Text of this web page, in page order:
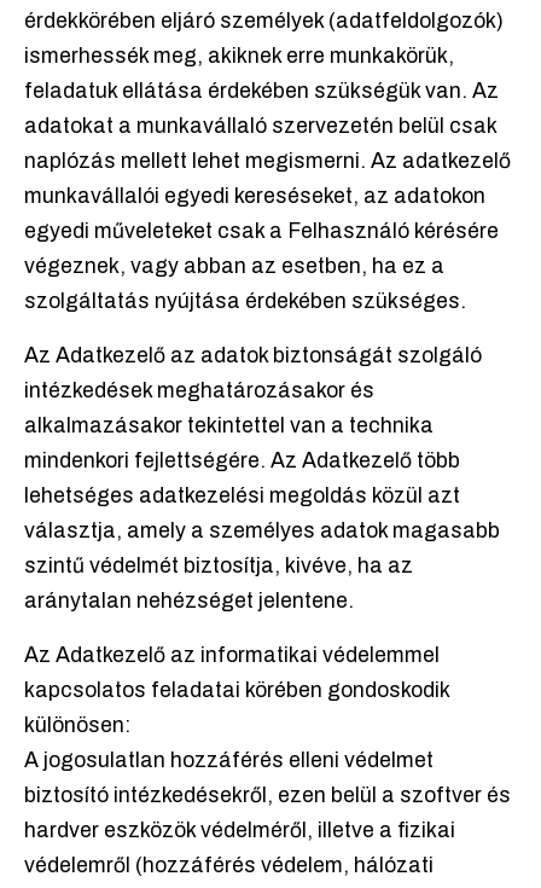
érdekkörében eljáró személyek (adatfeldolgozók)
ismerhessék meg, akiknek erre munkakörük,
feladatuk ellátása érdekében szükségük van. Az
adatokat a munkavállaló szervezetén belül csak
naplózás mellett lehet megismerni. Az adatkezelő
munkavállalói egyedi kereséseket, az adatokon
egyedi műveleteket csak a Felhasználó kérésére
végeznek, vagy abban az esetben, ha ez a
szolgáltatás nyújtása érdekében szükséges.
Az Adatkezelő az adatok biztonságát szolgáló
intézkedések meghatározásakor és
alkalmazásakor tekintettel van a technika
mindenkori fejlettségére. Az Adatkezelő több
lehetséges adatkezelési megoldás közül azt
választja, amely a személyes adatok magasabb
szintű védelmét biztosítja, kivéve, ha az
aránytalan nehézséget jelentene.
Az Adatkezelő az informatikai védelemmel
kapcsolatos feladatai körében gondoskodik
különösen:
A jogosulatlan hozzáférés elleni védelmet
biztosító intézkedésekről, ezen belül a szoftver és
hardver eszközök védelméről, illetve a fizikai
védelemről (hozzáférés védelem, hálózati